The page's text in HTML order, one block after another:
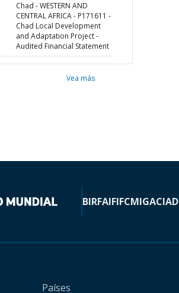
Chad - WESTERN AND
CENTRAL AFRICA - P171611 -
Chad Local Development
and Adaptation Project -
Audited Financial Statement
Vea más
BIRFAIFIFCMIGA
Países